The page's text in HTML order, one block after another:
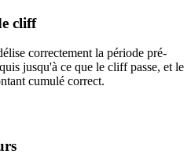
cliff
correctement la période pré-
jusqu'à ce que le cliff passe, et le
cumulé correct.